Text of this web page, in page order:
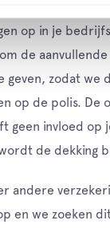
op in je
de aanvullende
geven, zodat we
op de polis. De
geen invloed op
de dekking
andere
en we zoeken